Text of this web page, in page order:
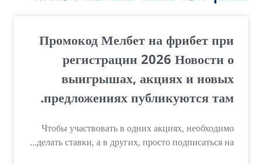
Промокод Мелбет на фрибет при
регистрации 2026 Новости о
выигрышах, акциях и новых
предложениях публикуются там.
Чтобы участвовать в одних акциях, необходимо
делать ставки, а в других, просто подписаться на...